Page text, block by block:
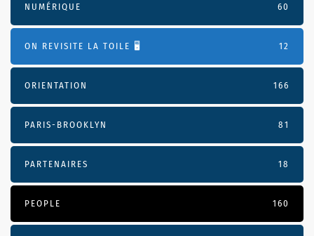
NUMÉRIQUE 60
ON REVISITE LA TOILE 🖥️ 12
ORIENTATION 166
PARIS-BROOKLYN 81
PARTENAIRES 18
PEOPLE 160